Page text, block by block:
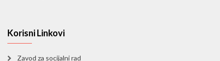
Korisni Linkovi
Zavod za socijalni rad